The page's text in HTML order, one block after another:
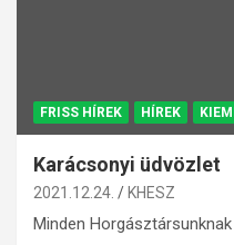
FRISS HÍREK HÍREK
Karácsonyi üdvözlet
2021.12.24. KHESZ
Minden